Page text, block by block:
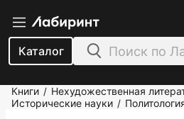
Каталог
Книги / Нехудожественная
Исторические науки /